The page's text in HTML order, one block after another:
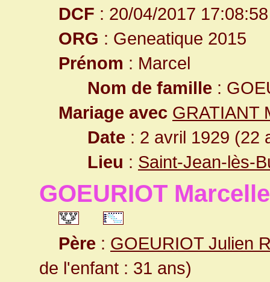
DCF : 20/04/2017 17:08:58
ORG : Geneatique 2015
Prénom : Marcel
Nom de famille :
Mariage avec GRATIANT
Date : 2 avril 1929 (22
Lieu : Saint-Jean-lès-
GOEURIOT
Père : GOEURIOT Julien
de l'enfant : 31 ans)